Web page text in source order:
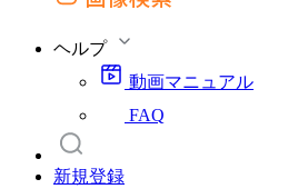
外部サイトの商品をカートに追加
ヘルプ
動画マニュアル
FAQ
新規登録